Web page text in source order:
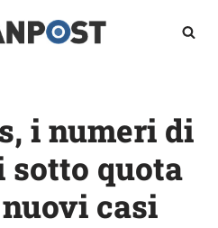
i numeri di
sotto quota
casi